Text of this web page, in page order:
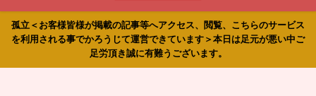
孤立＜お客様皆様が掲載の記事等へアクセス、閲覧、こちらのサービス
を利用される事でかろうじて運営できています＞本日は足元が悪い中ご
足労頂き誠に有難うございます。